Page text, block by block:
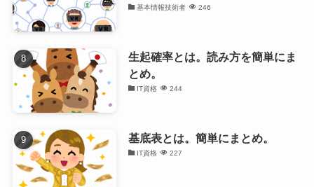
基本情報技術者 246
生起確率とは。読み方を簡単にま
とめ。
IT資格 244
基底表とは。簡単にまとめ。
IT資格 227